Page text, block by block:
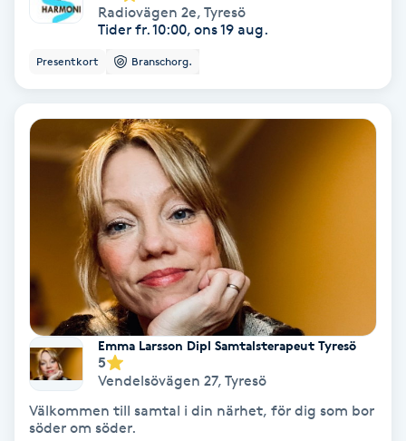
Color correction
Cryoterapi
Damklippning
Dermapen
Diamantslipning
Radiovägen 2e, Tyresö
Tider fr. 10:00, ons 19 aug.
Presentkort Branschorg.
Emma Larsson Dipl Samtalsterapeut Tyresö
5
Vendelsövägen 27, Tyresö
Välkommen till samtal i din närhet, för dig som bor
söder om söder.